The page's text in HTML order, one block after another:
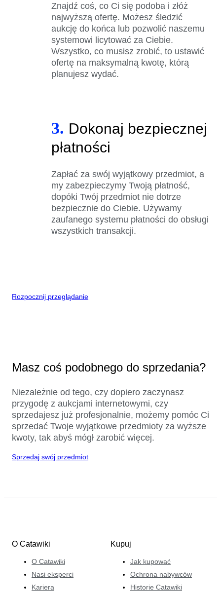
Znajdź coś, co Ci się podoba i złóż
najwyższą ofertę. Możesz śledzić
aukcję do końca lub pozwolić naszemu
systemowi licytować za Ciebie.
Wszystko, co musisz zrobić, to ustawić
ofertę na maksymalną kwotę, którą
planujesz wydać.
3. Dokonaj bezpiecznej
płatności
Zapłać za swój wyjątkowy przedmiot, a
my zabezpieczymy Twoją płatność,
dopóki Twój przedmiot nie dotrze
bezpiecznie do Ciebie. Używamy
zaufanego systemu płatności do obsługi
wszystkich transakcji.
Rozpocznij przeglądanie
Masz coś podobnego do sprzedania?
Niezależnie od tego, czy dopiero zaczynasz
przygodę z aukcjami internetowymi, czy
sprzedajesz już profesjonalnie, możemy pomóc Ci
sprzedać Twoje wyjątkowe przedmioty za wyższe
kwoty, tak abyś mógł zarobić więcej.
Sprzedaj swój przedmiot
O Catawiki
O Catawiki
Nasi eksperci
Kariera
Kupuj
Jak kupować
Ochrona nabywców
Historie Catawiki